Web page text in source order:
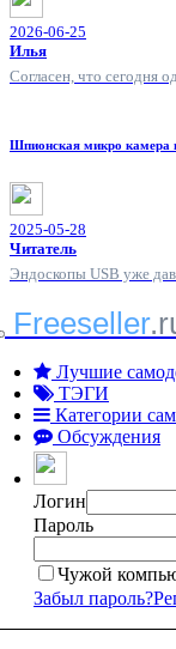
2026-06-25
Илья
Согласен, что сегодня
Шпионская микро камера
2025-05-28
Читатель
Эндоскопы USB уже
Freeseller
Лучшие
ТЭГИ
Категории
Обсуждения
Логин
Пароль
Чужой
Забыл пароль?